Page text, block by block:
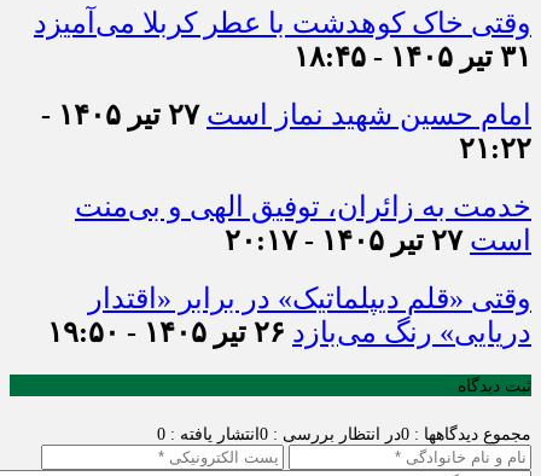
وقتی خاک کوهدشت با عطر کربلا می‌آمیزد
۳۱ تیر ۱۴۰۵ - ۱۸:۴۵
امام حسین شهید نماز است
۲۷ تیر ۱۴۰۵ -
۲۱:۲۲
خدمت به زائران، توفیق الهی و بی‌منت
است ۲۷ تیر ۱۴۰۵ - ۲۰:۱۷
وقتی «قلم دیپلماتیک» در برابر «اقتدار
دریایی» رنگ می‌بازد ۲۶ تیر ۱۴۰۵ - ۱۹:۵۰
ثبت دیدگاه
مجموع دیدگاهها : 0 در انتظار بررسی : 0 انتشار یافته : 0